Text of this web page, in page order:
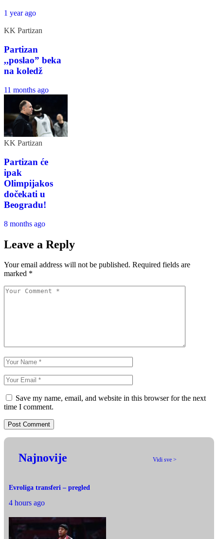
1 year ago
KK Partizan
Partizan
,,poslao” beka
na koledž
11 months ago
KK Partizan
Partizan će
ipak
Olimpijakos
dočekati u
Beogradu!
8 months ago
Leave a Reply
Your email address will not be published. Required fields are
marked *
Save my name, email, and website in this browser for the next
time I comment.
Najnovije Vidi sve >
Evroliga transferi – pregled
4 hours ago